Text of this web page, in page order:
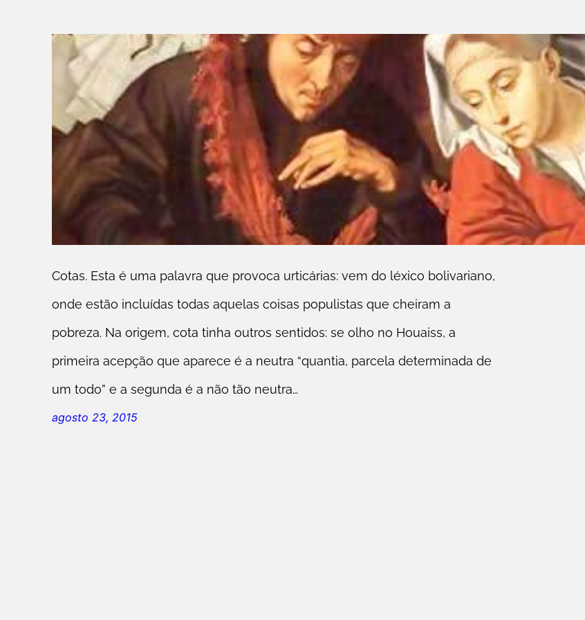
Cotas. Esta é uma palavra que provoca urticárias: vem do léxico bolivariano,
onde estão incluídas todas aquelas coisas populistas que cheiram a
pobreza. Na origem, cota tinha outros sentidos: se olho no Houaiss, a
primeira acepção que aparece é a neutra “quantia, parcela determinada de
um todo” e a segunda é a não tão neutra…
agosto 23, 2015